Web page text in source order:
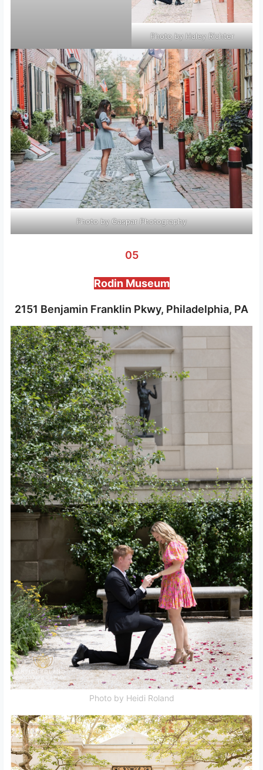
Photo by Haley Richter
Photo by Gaspar Photography
05
Rodin Museum
2151 Benjamin Franklin Pkwy, Philadelphia, PA
Photo by Heidi Roland